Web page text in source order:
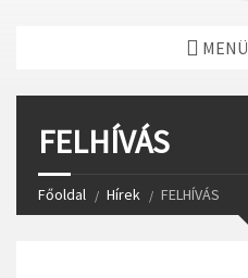
MENÜ
FELHÍVÁS
Főoldal Hírek FELHÍVÁS